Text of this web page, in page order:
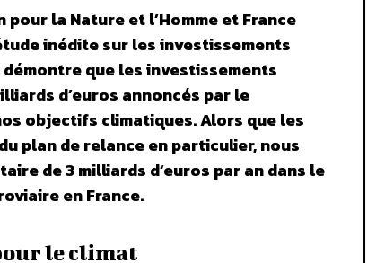
la Nature et l’Homme et France
inédite sur les investissements
que les investissements
d’euros annoncés par le
objectifs climatiques. Alors que les
plan de relance en particulier, nous
de 3 milliards d’euros par an dans le
en France.
le climat